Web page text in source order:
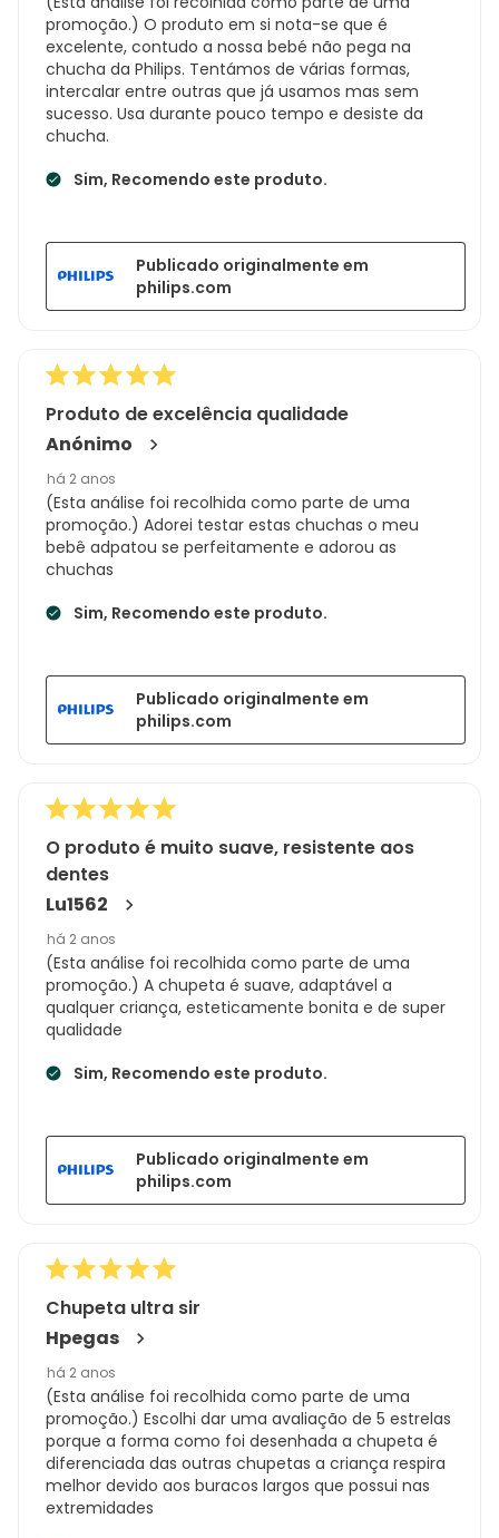
promoção.) O produto em si nota-se que é
excelente, contudo a nossa bebé não pega na
chucha da Philips. Tentámos de várias formas,
intercalar entre outras que já usamos mas sem
sucesso. Usa durante pouco tempo e desiste da
chucha.
Sim, Recomendo este produto.
Publicado originalmente em
philips.com
Produto de excelência qualidade
Anónimo
há 2 anos
(Esta análise foi recolhida como parte de uma
promoção.) Adorei testar estas chuchas o meu
bebê adpatou se perfeitamente e adorou as
chuchas
Sim, Recomendo este produto.
Publicado originalmente em
philips.com
O produto é muito suave, resistente aos
dentes
Lu1562
há 2 anos
(Esta análise foi recolhida como parte de uma
promoção.) A chupeta é suave, adaptável a
qualquer criança, esteticamente bonita e de super
qualidade
Sim, Recomendo este produto.
Publicado originalmente em
philips.com
Chupeta ultra sir
Hpegas
há 2 anos
(Esta análise foi recolhida como parte de uma
promoção.) Escolhi dar uma avaliação de 5 estrelas
porque a forma como foi desenhada a chupeta é
diferenciada das outras chupetas a criança respira
melhor devido aos buracos largos que possui nas
extremidades